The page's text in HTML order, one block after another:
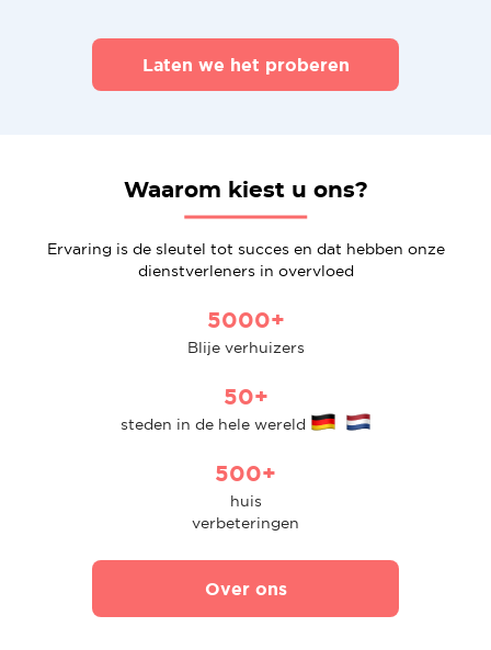
Laten we het proberen
Waarom kiest u ons?
Ervaring is de sleutel tot succes en dat hebben onze
dienstverleners in overvloed
5000+
Blije verhuizers
50+
steden in de hele wereld
500+
huis
verbeteringen
Over ons